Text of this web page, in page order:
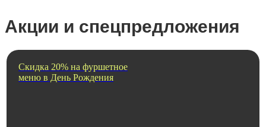
Акции и спецпредложения
Скидка 20% на фуршетное
меню в День Рождения